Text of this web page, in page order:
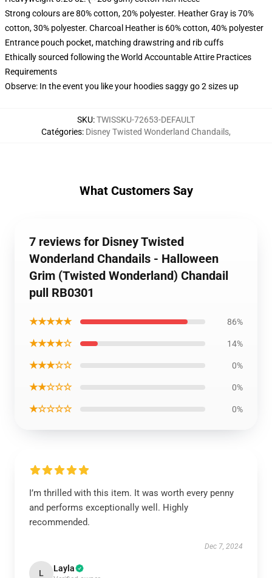
Strong colours are 80% cotton, 20% polyester. Heather Gray is 70%
cotton, 30% polyester. Charcoal Heather is 60% cotton, 40% polyester
Entrance pouch pocket, matching drawstring and rib cuffs
Ethically sourced following the World Accountable Attire Practices
Requirements
Observe: In the event you like your hoodies saggy go 2 sizes up
SKU:TWISSKU-72653-DEFAULT
Catégories: Disney Twisted Wonderland Chandails,
What Customers Say
7 reviews for Disney Twisted
Wonderland Chandails - Halloween
Grim (Twisted Wonderland) Chandail
pull RB0301
★★★★★ 86%
★★★★☆ 14%
★★★☆☆ 0%
★★☆☆☆ 0%
★☆☆☆☆ 0%
I’m thrilled with this item. It was worth every penny
and performs exceptionally well. Highly
recommended.
Dec 7, 2024
L Layla